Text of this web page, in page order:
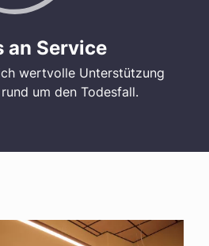
an Service
wertvolle Unterstützung
um den Todesfall.